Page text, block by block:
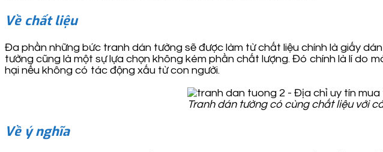
Về chất liệu
Đa phần những bức tranh dán tường sẽ được làm từ chất liệu chính là giấy
tường cũng là một sự lựa chọn không kém phần chất lượng. Đó chính là lí do
hại nếu không có tác động xấu từ con người.
Tranh dán tường có cùng chất liệu với
Về ý nghĩa